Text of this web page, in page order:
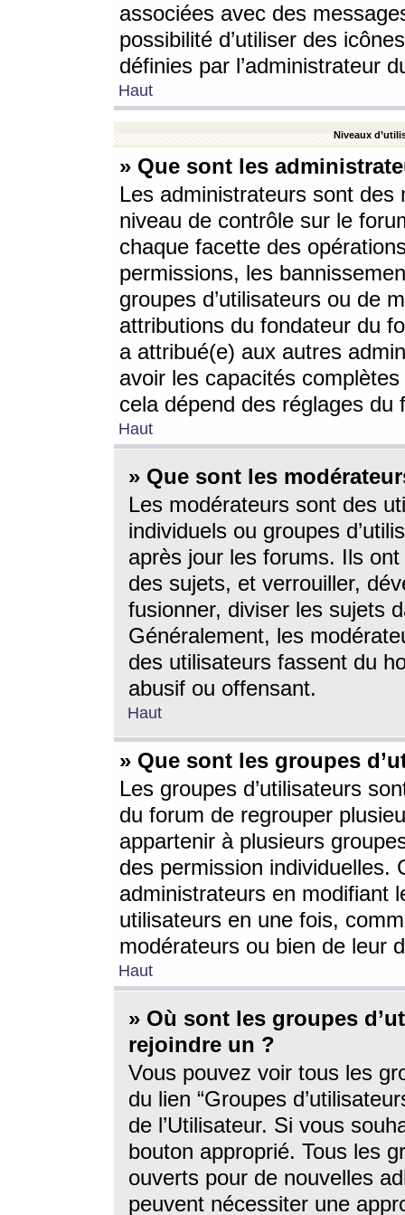
associées avec des
possibilité d’utiliser des
définies par l’administrateur
Haut
Niveaux
» Que sont les
Les administrateurs sont
niveau de contrôle sur le
chaque facette des
permissions, les
groupes d’utilisateurs ou de
attributions du fondateur du
a attribué(e) aux autres
avoir les capacités
cela dépend des réglages du
Haut
» Que sont les
Les modérateurs sont des
individuels ou groupes
après jour les forums. Ils ont
des sujets, et verrouiller,
fusionner, diviser les sujets
Généralement, les
des utilisateurs fassent du
abusif ou offensant.
Haut
» Que sont les groupes
Les groupes d’utilisateurs
du forum de regrouper
appartenir à plusieurs
des permission individuelles.
administrateurs en modifiant
utilisateurs en une fois,
modérateurs ou bien de leur
Haut
» Où sont les groupes
rejoindre un ?
Vous pouvez voir tous les
du lien “Groupes
de l’Utilisateur. Si vous
bouton approprié. Tous les
ouverts pour de nouvelles
peuvent nécessiter une